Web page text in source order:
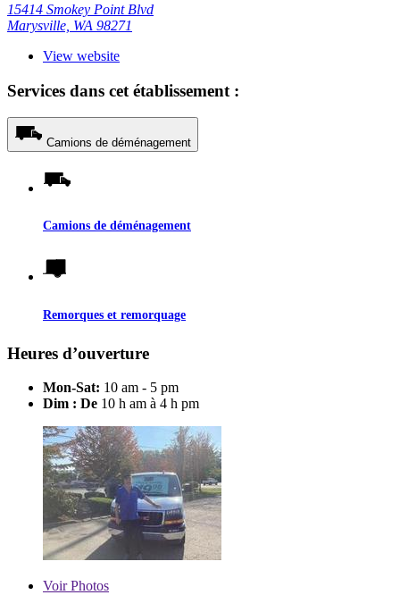
15414 Smokey Point Blvd
Marysville, WA 98271
View website
Services dans cet établissement :
Camions de déménagement
Camions de déménagement
Remorques et remorquage
Heures d’ouverture
Mon-Sat: 10 am - 5 pm
Dim : De 10 h am à 4 h pm
VoirPhotos